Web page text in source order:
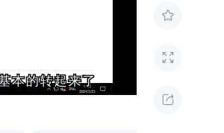



本的转起来了
本的转起来了